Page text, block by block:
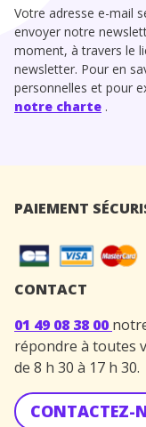
Votre adresse e-mail
envoyer notre
moment, à travers le
newsletter. Pour en
personnelles et pour
notre charte .
PAIEMENT
CONTACT
01 49 08 38 00
répondre à toutes
de 8 h 30 à 17 h 30.
CONTACTEZ-